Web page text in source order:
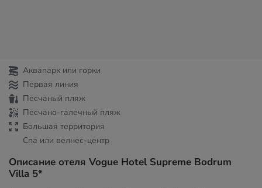
Аквапарк или горки
Первая линия
Песчаный пляж
Песчано-галечный пляж
Большая территория
Спа или велнес-центр
Описание отеля Vogue Hotel Supreme Bodrum
Villa 5*